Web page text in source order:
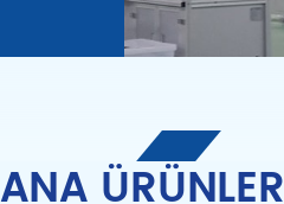
ANA ÜRÜNLER